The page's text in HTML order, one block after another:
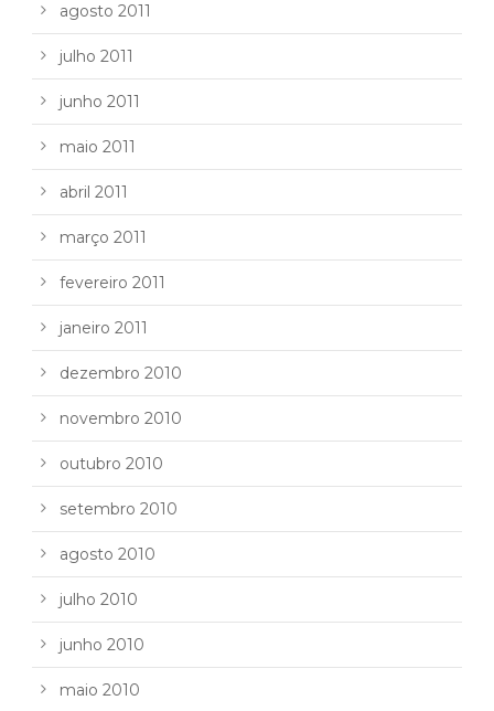
agosto 2011
julho 2011
junho 2011
maio 2011
abril 2011
março 2011
fevereiro 2011
janeiro 2011
dezembro 2010
novembro 2010
outubro 2010
setembro 2010
agosto 2010
julho 2010
junho 2010
maio 2010